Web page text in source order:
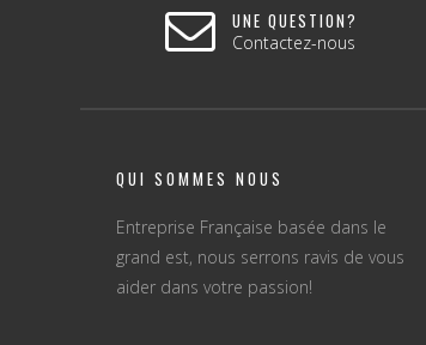
UNE QUESTION?
Contactez-nous
QUI SOMMES NOUS
Entreprise Française basée dans le
grand est, nous serrons ravis de vous
aider dans votre passion!